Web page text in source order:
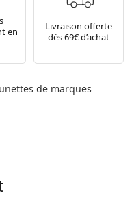
en
Livraison offerte
dès 69€ d’achat
de marques